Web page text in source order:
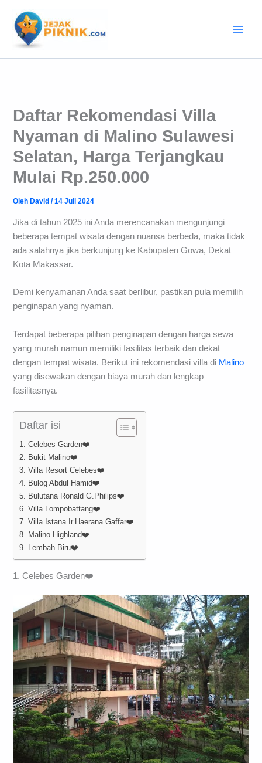
konten
Daftar Rekomendasi Villa
Nyaman di Malino Sulawesi
Selatan, Harga Terjangkau
Mulai Rp.250.000
Oleh David/14 Juli 2024
Jika di tahun 2025 ini Anda merencanakan mengunjungi
beberapa tempat wisata dengan nuansa berbeda, maka tidak
ada salahnya jika berkunjung ke Kabupaten Gowa, Dekat
Kota Makassar.
Demi kenyamanan Anda saat berlibur, pastikan pula memilih
penginapan yang nyaman.
Terdapat beberapa pilihan penginapan dengan harga sewa
yang murah namun memiliki fasilitas terbaik dan dekat
dengan tempat wisata. Berikut ini rekomendasi villa di Malino
yang disewakan dengan biaya murah dan lengkap
fasilitasnya.
Daftar isi
1. Celebes Garden❤️
2. Bukit Malino❤️
3. Villa Resort Celebes❤️
4. Bulog Abdul Hamid❤️
5. Bulutana Ronald G.Philips❤️
6. Villa Lompobattang❤️
7. Villa Istana Ir.Haerana Gaffar❤️
8. Malino Highland❤️
9. Lembah Biru❤️
1. Celebes Garden❤️